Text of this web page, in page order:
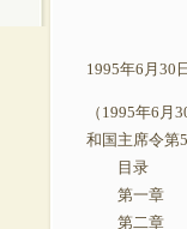
1995年6月30
（1995年6
和国主席令
目录
第一
第二